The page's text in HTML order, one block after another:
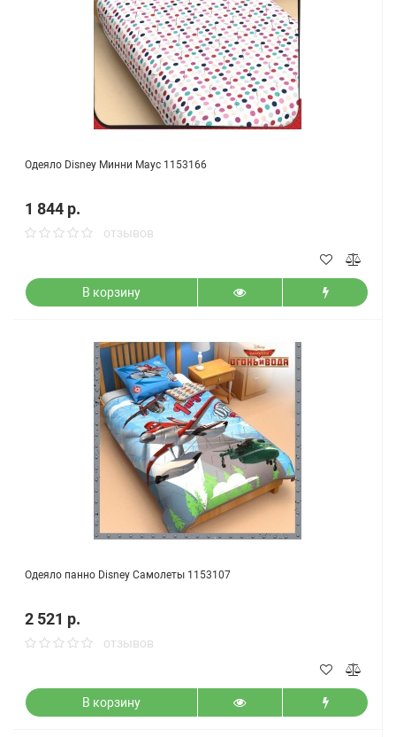
Одеяло Disney Минни Маус 1153166
1 844 р.
отзывов
В корзину
Одеяло панно Disney Самолеты 1153107
2 521 р.
отзывов
В корзину